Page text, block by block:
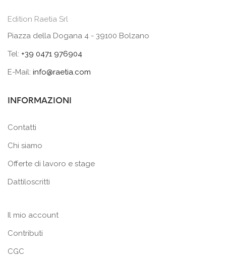
Edition Raetia Srl
Piazza della Dogana 4 - 39100 Bolzano
Tel: +39 0471 976904
E-Mail: info@raetia.com
INFORMAZIONI
Contatti
Chi siamo
Offerte di lavoro e stage
Dattiloscritti
Il mio account
Contributi
CGC